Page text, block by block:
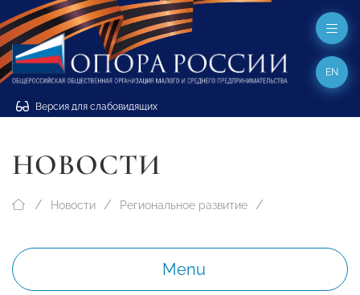
Версия для слабовидящих
EN
НОВОСТИ
Новости Региональное развитие
Menu